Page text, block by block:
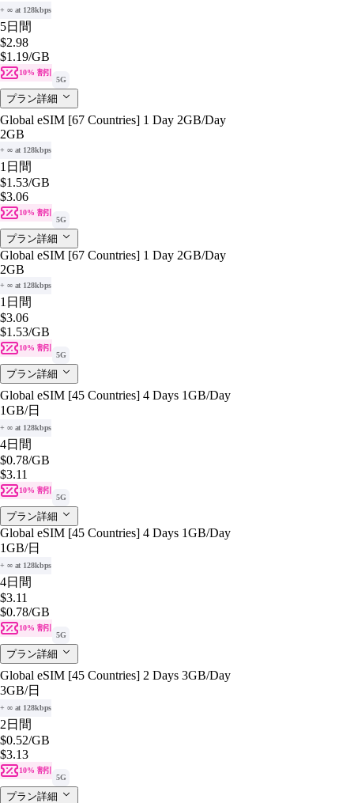
+ ∞ at 128kbps
5日間
$2.98
$1.19/GB
10% 割引
5G
プラン詳細
Global eSIM [67 Countries] 1 Day 2GB/Day
2GB
+ ∞ at 128kbps
1日間
$1.53/GB
$3.06
10% 割引
5G
プラン詳細
Global eSIM [67 Countries] 1 Day 2GB/Day
2GB
+ ∞ at 128kbps
1日間
$3.06
$1.53/GB
10% 割引
5G
プラン詳細
Global eSIM [45 Countries] 4 Days 1GB/Day
1GB/日
+ ∞ at 128kbps
4日間
$0.78/GB
$3.11
10% 割引
5G
プラン詳細
Global eSIM [45 Countries] 4 Days 1GB/Day
1GB/日
+ ∞ at 128kbps
4日間
$3.11
$0.78/GB
10% 割引
5G
プラン詳細
Global eSIM [45 Countries] 2 Days 3GB/Day
3GB/日
+ ∞ at 128kbps
2日間
$0.52/GB
$3.13
10% 割引
5G
プラン詳細